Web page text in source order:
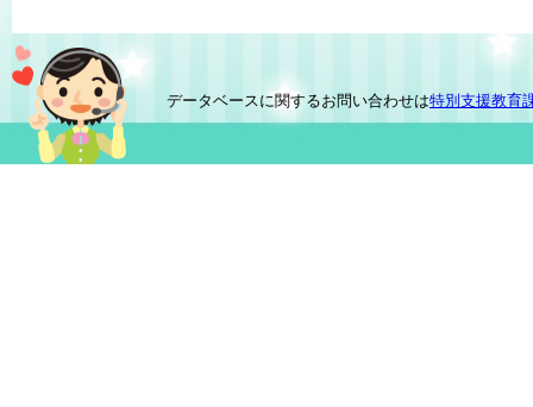
データベースに関するお問い合わせは特別支援教育